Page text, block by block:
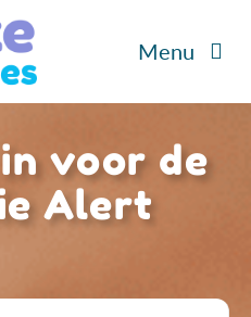
Menu
voor de
Alert